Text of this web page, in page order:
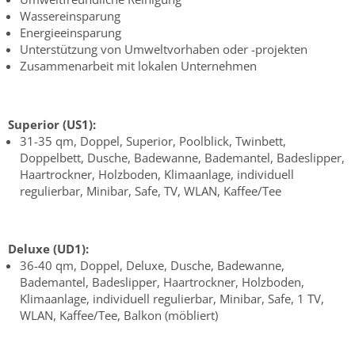
Wassereinsparung
Energieeinsparung
Unterstützung von Umweltvorhaben oder -projekten
Zusammenarbeit mit lokalen Unternehmen
Superior (US1):
31-35 qm, Doppel, Superior, Poolblick, Twinbett,
Doppelbett, Dusche, Badewanne, Bademantel, Badeslipper,
Haartrockner, Holzboden, Klimaanlage, individuell
regulierbar, Minibar, Safe, TV, WLAN, Kaffee/Tee
Deluxe (UD1):
36-40 qm, Doppel, Deluxe, Dusche, Badewanne,
Bademantel, Badeslipper, Haartrockner, Holzboden,
Klimaanlage, individuell regulierbar, Minibar, Safe, 1 TV,
WLAN, Kaffee/Tee, Balkon (möbliert)